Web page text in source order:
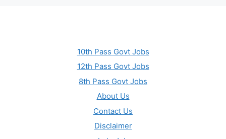
10th Pass Govt Jobs
12th Pass Govt Jobs
8th Pass Govt Jobs
About Us
Contact Us
Disclaimer